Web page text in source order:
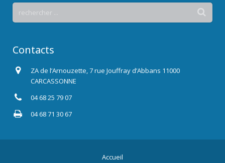
Contacts
ZA de l’Arnouzette, 7 rue Jouffray d’Abbans 11000
CARCASSONNE
04 68 25 79 07
04 68 71 30 67
Accueil